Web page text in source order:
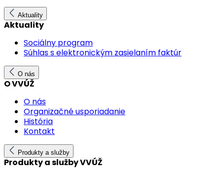
Aktuality
Aktuality
Sociálny program
Súhlas s elektronickým zasielaním faktúr
O nás
O VVÚŽ
O nás
Organizačné usporiadanie
História
Kontakt
Produkty a služby
Produkty a služby VVÚŽ